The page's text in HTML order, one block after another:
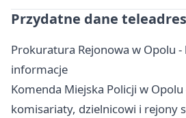
Przydatne dane
Prokuratura Rejonowa w Opolu
informacje
Komenda Miejska Policji w
komisariaty, dzielnicowi i rejony